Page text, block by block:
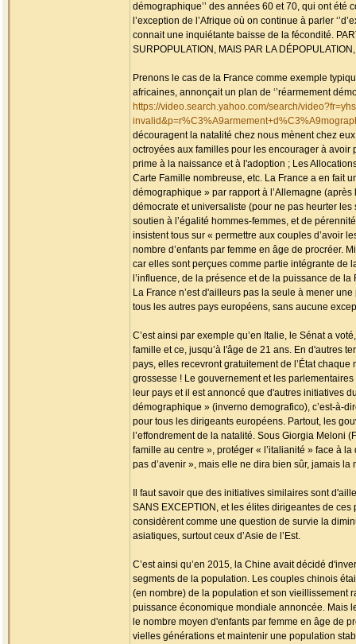
démographique’’ des années 60 et 70, qui ont
l’exception de l’Afrique où on continue à parler
connait une inquiétante baisse de la fécondité.
SURPOPULATION, MAIS PAR LA
Prenons le cas de la France comme exemple
africaines, annonçait un plan de ‘’réarmement
https://video.search.yahoo.com/search/
découragent la natalité chez nous mènent chez
octroyées aux familles pour les encourager à avoir
prime à la naissance et à l'adoption ; Les
Carte Famille nombreuse, etc. La France a en fait
démographique » par rapport à l’Allemagne
démocrate et universaliste (pour ne pas heurter
soutien à l’égalité hommes-femmes, et de
insistent tous sur « permettre aux couples d’avoir
nombre d’enfants par femme en âge de procréer.
car elles sont perçues comme partie intégrante de
l’influence, de la présence et de la puissance de la
La France n’est d'ailleurs pas la seule à mener
tous les autres pays européens, sans aucune
C’est ainsi par exemple qu’en Italie, le Sénat a
famille et ce, jusqu’à l'âge de 21 ans. En d'autres
pays, elles recevront gratuitement de l’État
grossesse ! Le gouvernement et les
leur pays et il est annoncé que d'autres initiatives
démographique » (inverno demografico), c’est-à-
pour tous les dirigeants européens. Partout, les
l’effondrement de la natalité. Sous Giorgia Meloni
famille au centre », protéger « l’italianité » face à
pas d’avenir », mais elle ne dira bien sûr, jamais la
Il faut savoir que des initiatives similaires sont
SANS EXCEPTION, et les élites dirigeantes de
considèrent comme une question de survie la
asiatiques, surtout ceux d’Asie de l’Est.
C’est ainsi qu’en 2015, la Chine avait décidé
segments de la population. Les couples chinois
(en nombre) de la population et son vieillissement
puissance économique mondiale annoncée. Mais
le nombre moyen d'enfants par femme en âge de
vielles générations et maintenir une population